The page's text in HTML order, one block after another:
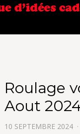
Roulage
Aout
10 SEPTEMBRE 2024